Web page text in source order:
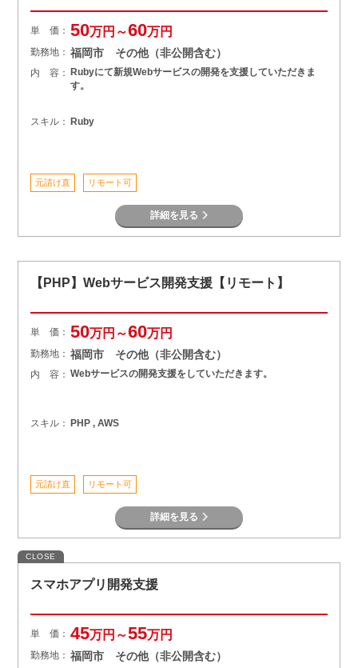
単 価： 50万円～60万円
勤務地： 福岡市 その他（非公開含む）
内 容： Rubyにて新規Webサービスの開発を支援していただきま
す。
スキル： Ruby
元請け直 リモート可
詳細を見る
【PHP】Webサービス開発支援【リモート】
単 価： 50万円～60万円
勤務地： 福岡市 その他（非公開含む）
内 容： Webサービスの開発支援をしていただきます。
スキル： PHP , AWS
元請け直 リモート可
詳細を見る
CLOSE
スマホアプリ開発支援
単 価： 45万円～55万円
勤務地： 福岡市 その他（非公開含む）